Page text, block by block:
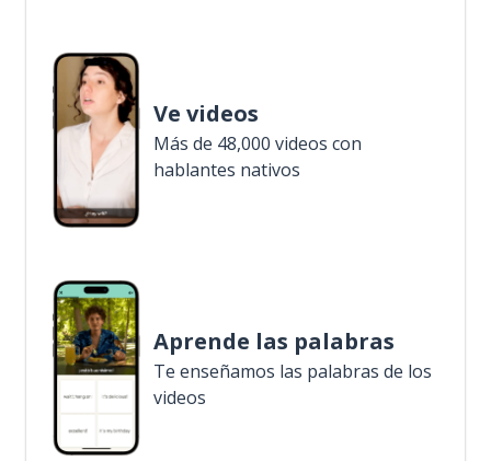
Ve videos
Más de 48,000 videos con
hablantes nativos
Aprende las palabras
Te enseñamos las palabras de los
videos